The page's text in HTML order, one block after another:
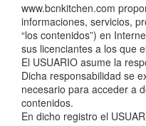
www.bcnkitchen.com
informaciones, servicios,
“los contenidos”) en
sus licenciantes a los que
El USUARIO asume la
Dicha responsabilidad se
necesario para acceder a
contenidos.
En dicho registro el